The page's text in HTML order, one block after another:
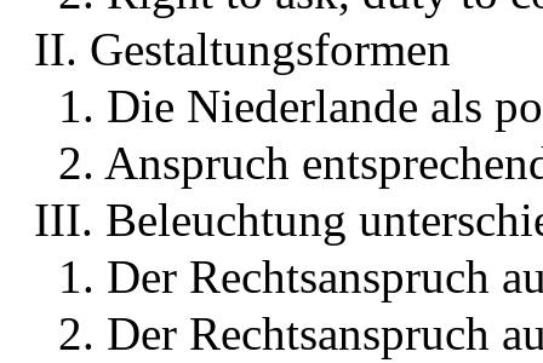
II. Gestaltungsformen
1. Die Niederlande als
2. Anspruch
III. Beleuchtung
1. Der Rechtsanspruch
2. Der Rechtsanspruch